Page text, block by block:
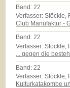
Band:22
Verfasser: Stöckle,
Club Manufaktur -
Band:22
Verfasser: Stöckle,
... gegen die
Band: 22
Verfasser: Stöckle,
Kulturkatakombe